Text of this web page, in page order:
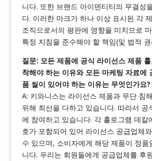
니다. 또한 브랜드 아이덴티티의 무결성
다. 이러한 마크가 하나 이상 표시된 각
조직으로서의 평판에 영향을 미치므로
특정 지침을 준수해야 할 책임(및 법적
질문: 모든 제품에 공식 라이선스 제품
착해야 하는 이유와 모든 마케팅 자료에
품 씰이 있어야 하는 이유는 무엇인가요?
A: 키와니스는 라이선스 제품과 무단 침
위해 최선을 다하고 있습니다. 따라서 공
에 참여하고 있습니다. 각 홀로그램 데칼
호가 포함되어 있어 라이선스 공급업체
수 있으며, 소비자에게 해당 제품이 정품
니다. 우리는 회원들에게 공급업체를 후